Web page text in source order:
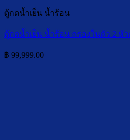
ตู้กดน้ำเย็น น้ำร้อน
ตู้กดน้ำเย็น น้ำร้อน กรองในตัว 2 หัว
฿ 99,999.00